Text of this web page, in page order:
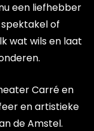
een liefhebber
of
wat wils en laat
Carré en
en artistieke
de Amstel.